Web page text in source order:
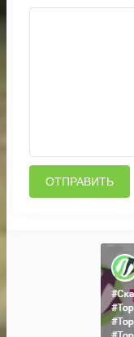
ОТПРАВИТЬ